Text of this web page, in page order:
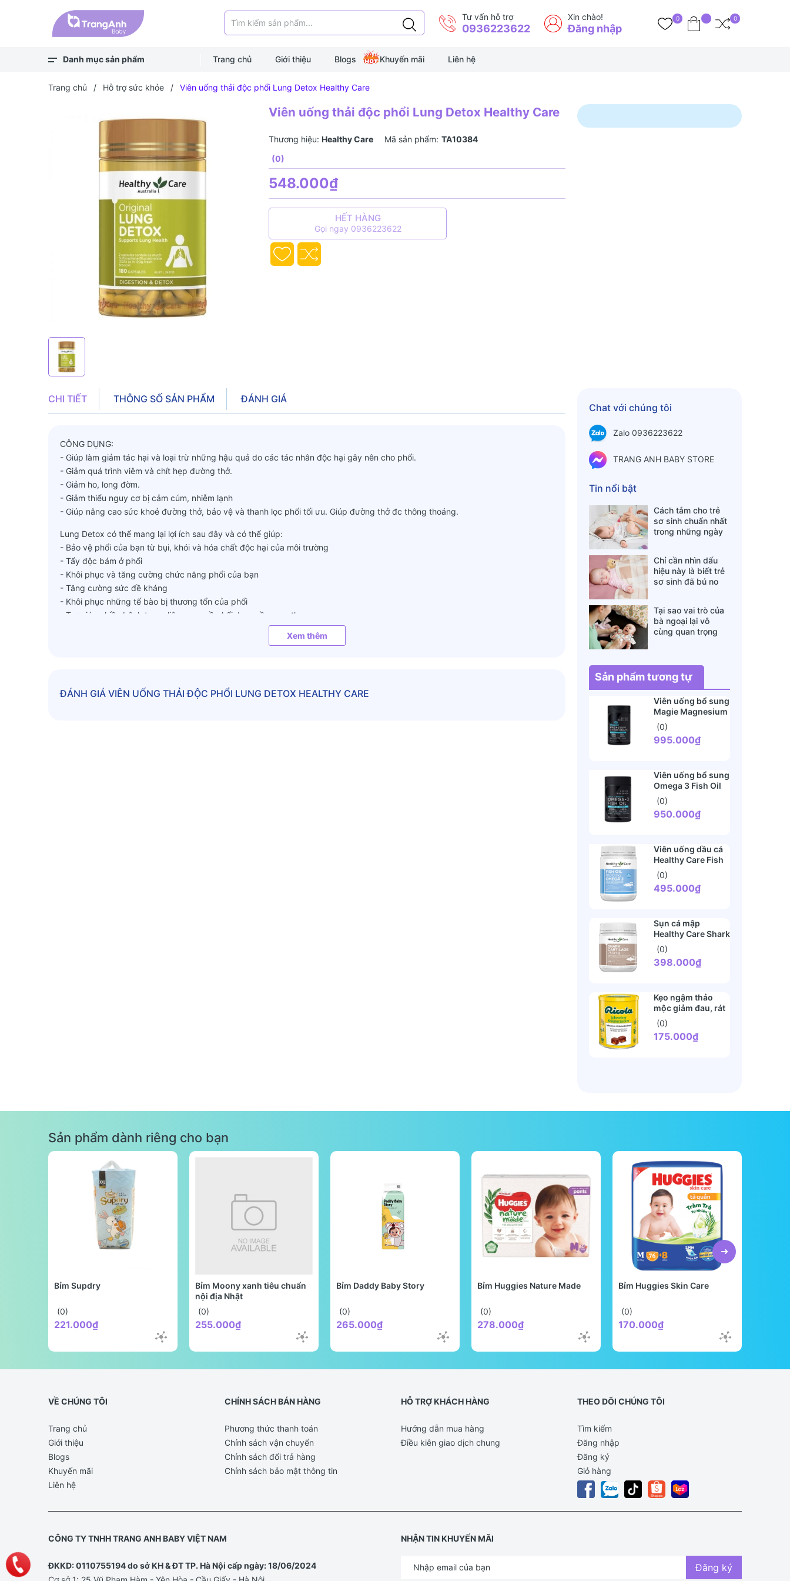
Tư vấn hỗ trợ
0936223622
Xin chào!
Đăng nhập
0 0
Danh mục sản phẩm Trang chủ Giới thiệu Blogs Khuyến mãi Liên hệ
Trang chủ / Hỗ trợ sức khỏe / Viên uống thải độc phổi Lung Detox Healthy Care
Viên uống thải độc phổi Lung Detox Healthy Care
Thương hiệu: Healthy Care Mã sản phẩm: TA10384
(0)
548.000₫
HẾT HÀNG
Gọi ngay 0936223622
CHI TIẾT THÔNG SỐ SẢN PHẨM ĐÁNH GIÁ
CÔNG DỤNG:
- Giúp làm giảm tác hại và loại trừ những hậu quả do các tác nhân độc hại gây nên cho phổi.
- Giảm quá trình viêm và chít hẹp đường thở.
- Giảm ho, long đờm.
- Giảm thiểu nguy cơ bị cảm cúm, nhiễm lạnh
- Giúp nâng cao sức khoẻ đường thở, bảo vệ và thanh lọc phổi tối ưu. Giúp đường thở đc thông thoáng.
Lung Detox có thể mang lại lợi ích sau đây và có thể giúp:
- Bảo vệ phổi của bạn từ bụi, khói và hóa chất độc hại của môi trường
- Tẩy độc bám ở phổi
- Khôi phục và tăng cường chức năng phổi của bạn
- Tăng cường sức đề kháng
- Khôi phục những tế bào bị thương tổn của phổi
- Trợ giúp nhiều bệnh trạng liên quan về phổi, bao gồm ung thư
Xem thêm
ĐÁNH GIÁ VIÊN UỐNG THẢI ĐỘC PHỔI LUNG DETOX HEALTHY CARE
Chat với chúng tôi
Zalo 0936223622
TRANG ANH BABY STORE
Tin nổi bật
Cách tắm cho trẻ
sơ sinh chuẩn nhất
trong những ngày
lòng
Chỉ cần nhìn dấu
hiệu này là biết trẻ
sơ sinh đã bú no
không biết
Tại sao vai trò của
bà ngoại lại vô
cùng quan trọng
bất ngờ
Sản phẩm tương tự
Viên uống bổ sung
Magie Magnesium
L Threonate
Sports Research
135 viên
(0)
995.000₫
Viên uống bổ sung
Omega 3 Fish Oil
1250mg Sports
Research 150 viên
(0)
950.000₫
Viên uống dầu cá
Healthy Care Fish
Oil 1000mg Omega
3 Úc 400 viên
(0)
495.000₫
Sụn cá mập
Healthy Care Shark
Cartilage 750mg
200 viên
(0)
398.000₫
Kẹo ngậm thảo
mộc giảm đau, rát
họng Ricola Đức
(0)
175.000₫
Sản phẩm dành riêng cho bạn
Bỉm Supdry
(0)
221.000₫
Bỉm Moony xanh tiêu chuẩn
nội địa Nhật
(0)
255.000₫
Bỉm Daddy Baby Story
(0)
265.000₫
Bỉm Huggies Nature Made
(0)
278.000₫
Bỉm Huggies Skin Care
(0)
170.000₫
VỀ CHÚNG TÔI
Trang chủ
Giới thiệu
Blogs
Khuyến mãi
Liên hệ
CHÍNH SÁCH BÁN HÀNG
Phương thức thanh toán
Chính sách vận chuyển
Chính sách đổi trả hàng
Chính sách bảo mật thông tin
HỖ TRỢ KHÁCH HÀNG
Hướng dẫn mua hàng
Điều kiên giao dịch chung
THEO DÕI CHÚNG TÔI
Tìm kiếm
Đăng nhập
Đăng ký
Giỏ hàng
CÔNG TY TNHH TRANG ANH BABY VIỆT NAM
ĐKKD: 0110755194 do sở KH & ĐT TP. Hà Nội cấp ngày: 18/06/2024
NHẬN TIN KHUYẾN MÃI
Đăng ký